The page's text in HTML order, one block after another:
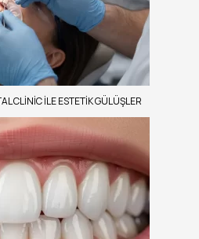
CLINIC ILE ESTETIK GÜLÜŞLER